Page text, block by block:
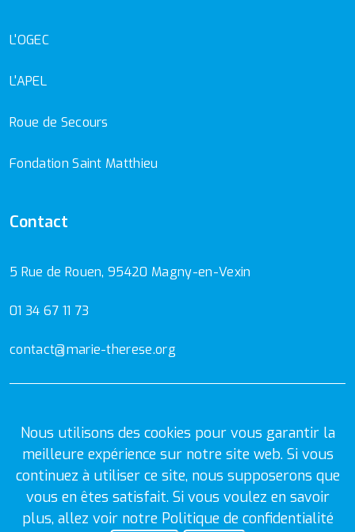
Nous utilisons des cookies pour vous garantir la
meilleure expérience sur notre site web. Si vous
continuez à utiliser ce site, nous supposerons que
vous en êtes satisfait. Si vous voulez en savoir
plus, allez voir notre Politique de confidentialité
L'OGEC
L'APEL
Roue de Secours
Fondation Saint Matthieu
Contact
5 Rue de Rouen, 95420 Magny-en-Vexin
01 34 67 11 73
contact@marie-therese.org
Mentions Légales Politique de confidentialité
© 2026Ecole et collège Marie-Thérèse.Tous droits réservés.